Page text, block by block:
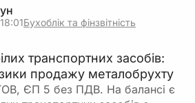
Бухоблік та фінзвітність
транспортних засобів:
продажу металобрухту
ЄП 5 без ПДВ. На балансі є